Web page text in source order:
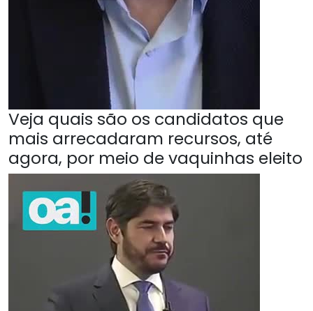
Veja quais são os candidatos que
mais arrecadaram recursos, até
agora, por meio de vaquinhas eleito